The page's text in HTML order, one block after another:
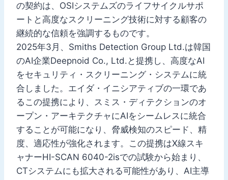
の契約は、OSIシステムズのライフサイクルサポ
ートと高度なスクリーニング技術に対する顧客の
継続的な信頼を強調するものです。
2025年3月、Smiths Detection Group Ltd.は韓国
のAI企業Deepnoid Co., Ltd.と提携し、高度なAI
をセキュリティ・スクリーニング・システムに統
合しました。エイダ・イニシアティブの一環であ
るこの提携により、スミス・ディテクションのオ
ープン・アーキテクチャにAIをシームレスに統合
することが可能になり、脅威検知のスピード、精
度、適応性が強化されます。この提携はX線スキ
ャナーHI-SCAN 6040-2isでの試験から始まり、
CTシステムにも拡大される可能性があり、AI主導